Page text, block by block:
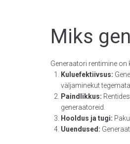
Miks
Generaatori rentimine
Kuluefektiivsus:
väljaminekut tegemata.
Paindlikkus:
generaatoreid.
Hooldus ja tugi:
Uuendused: